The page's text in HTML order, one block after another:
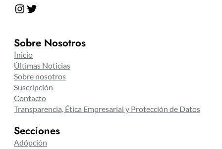
Instagram Twitter
Sobre Nosotros
Inicio
Últimas Noticias
Sobre nosotros
Suscripción
Contacto
Transparencia, Ética Empresarial y Protección de Datos
Secciones
Adópción